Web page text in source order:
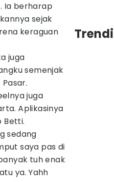
Ia berharap
sejak
keraguan
juga
semenjak
juga
Aplikasinya
Betti.
sedang
saya pas di
tuh enak
ya. Yahh